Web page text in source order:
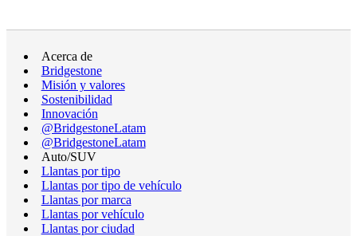
Acerca de
Bridgestone
Misión y valores
Sostenibilidad
Innovación
@BridgestoneLatam
@BridgestoneLatam
Auto/SUV
Llantas por tipo
Llantas por tipo de vehículo
Llantas por marca
Llantas por vehículo
Llantas por ciudad